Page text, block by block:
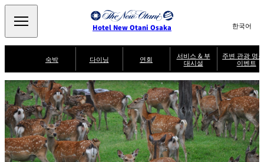
Hotel New Otani Osaka Search
サ
ト
内
検
索
窓
を
開
閉
言
切
り
替
え
メ
ニ
ュ
ー
を
開
閉
JP(日本語)
EN(English)
中文(简)(中文(简))
한국어(한국어)
Select Language▼
숙박
서
비
스
가
이
드
룸
서
비
스
수
퍼
브
랙
퍼
스
트
T
er
다이닝
다이
닝
SATSUKI SAKURA 케야키 잇신
멘도코로
NAKAJIMA 켄잔
조조엔 유겐
테이 카가이로
연회 서비스 & 부
대시설
주변 관광 명
이벤트
주
변
관
광
명
소
&
주변 관광 명소 이